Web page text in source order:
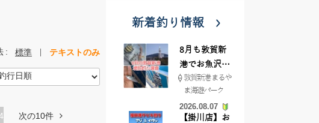
標準 テキストのみ
次の10件
新着釣り情報
8月も敦賀新
港でお魚沢山
♪ イシグロ彦
根店
敦賀新港 まるや
ま海遊パーク
2026.08.07
【掛川店】お